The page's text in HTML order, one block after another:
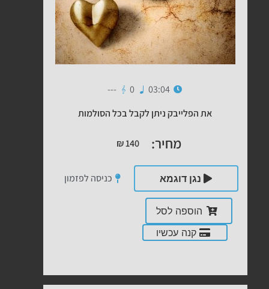
03:04
0
---
את הפלייבק ניתן לקבל בכל הסולמות
מחיר: ₪140
נגן דוגמא כניסה לפזמון
הוספה לסל
קנה עכשיו